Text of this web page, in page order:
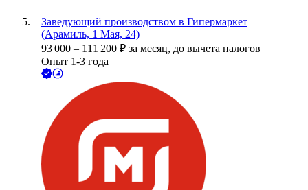
Заведующий производством в Гипермаркет
(Арамиль, 1 Мая, 24)
93 000 – 111 200 ₽ за месяц, до вычета налогов
Опыт 1-3 года